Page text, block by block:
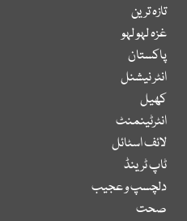
تازہ ترین
غزہ لہو لہو
پاکستان
انٹر نیشنل
کھیل
انٹرٹینمنٹ
لائف اسٹائل
ٹاپ ٹرینڈ
دلچسپ و عجیب
صحت